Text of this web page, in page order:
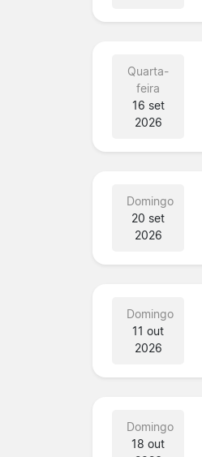
Quarta-
feira
16 set
2026
Domingo
20 set
2026
Domingo
11 out
2026
Domingo
18 out